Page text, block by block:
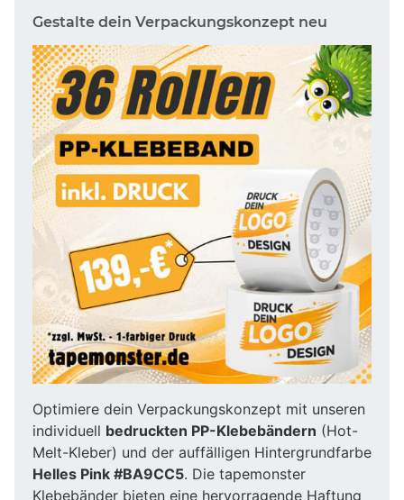
Gestalte dein Verpackungskonzept neu
Optimiere dein Verpackungskonzept mit unseren
individuell bedruckten PP-Klebebändern (Hot-
Melt-Kleber) und der auffälligen Hintergrundfarbe
Helles Pink #BA9CC5. Die tapemonster
Klebebänder bieten eine hervorragende Haftung